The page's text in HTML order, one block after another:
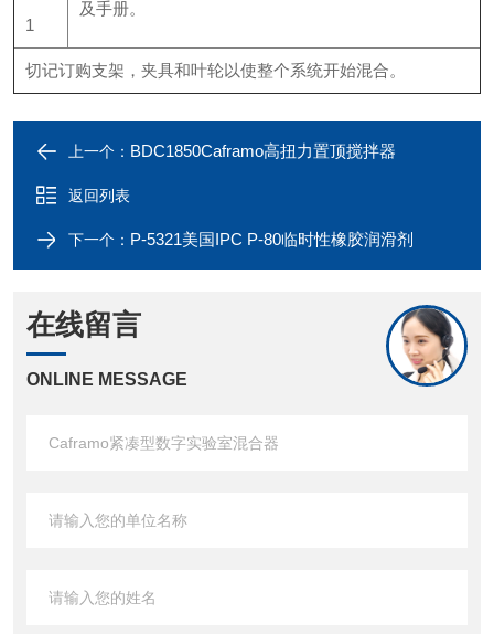
1
及手册。
切记订购支架，夹具和叶轮以使整个系统开始混合。
上一个： BDC1850Caframo高扭力置顶搅拌器
返回列表
下一个： P-5321美国IPC P-80临时性橡胶润滑剂
在线留言
ONLINE MESSAGE